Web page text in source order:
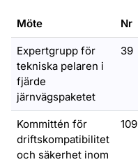
Möte Nr
Expertgrupp för
tekniska pelaren i
fjärde
järnvägspaketet
39
Kommittén för
driftskompatibilitet
och säkerhet inom
109